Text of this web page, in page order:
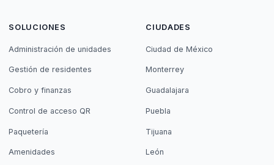
SOLUCIONES
Administración de unidades
Gestión de residentes
Cobro y finanzas
Control de acceso QR
Paquetería
Amenidades
CIUDADES
Ciudad de México
Monterrey
Guadalajara
Puebla
Tijuana
León